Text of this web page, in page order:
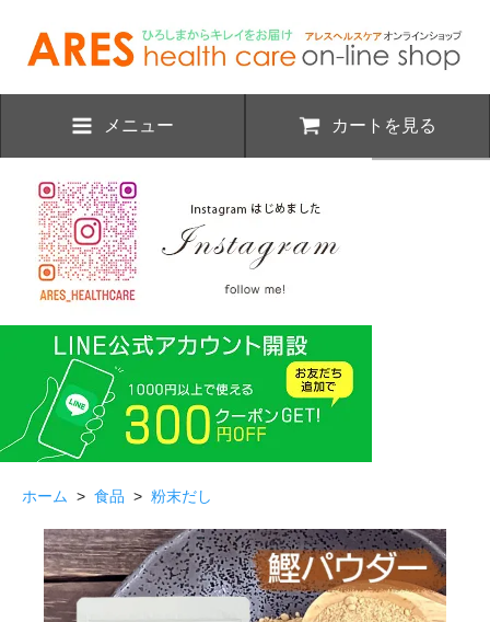
メニュー カートを見る
ホーム > 食品 > 粉末だし